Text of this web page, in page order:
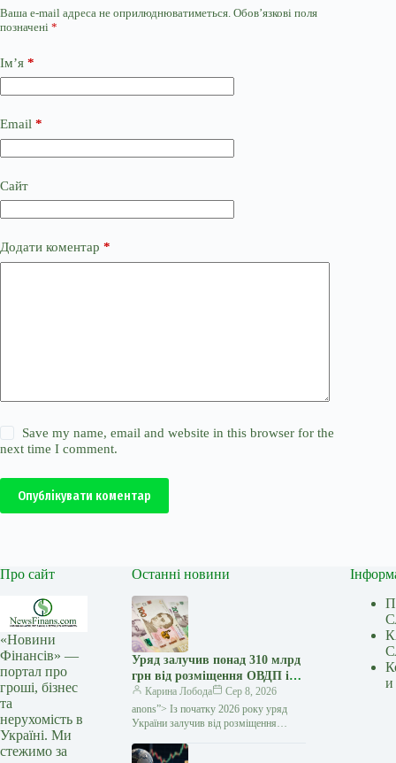
Ваша e-mail адреса не оприлюднюватиметься. Обов’язкові поля
позначені *
Ім’я *
Email *
Сайт
Додати коментар *
Save my name, email and website in this browser for the
next time I comment.
Опублікувати коментар
Про сайт
«Новини
Фінансів» —
портал про
гроші, бізнес
та
нерухомість в
Україні. Ми
стежимо за
Останні новини
Уряд залучив понад 310 млрд
грн від розміщення ОВДП із
початку року — Мінфін
Карина Лобода
Сер 8, 2026
anons”> Із початку 2026 року уряд
України залучив від розміщення
державної позики (ОВДП) понад 310
и